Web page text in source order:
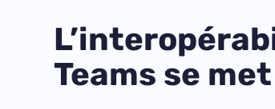
Teams se